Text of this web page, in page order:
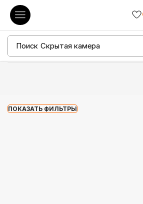
Поиск Скрытая камера
ПОКАЗАТЬ ФИЛЬТРЫ